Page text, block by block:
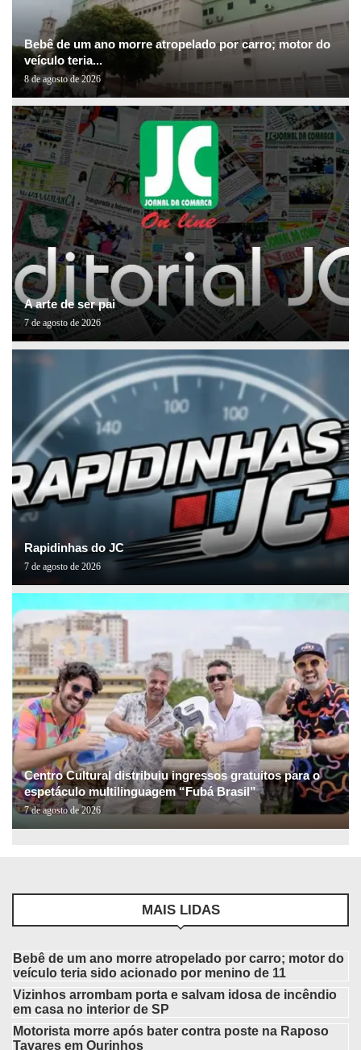
Bebê de um ano morre atropelado por carro; motor do
veículo teria...
8 de agosto de 2026
A arte de ser pai
7 de agosto de 2026
Rapidinhas do JC
7 de agosto de 2026
Centro Cultural distribuiu ingressos gratuitos para o
espetáculo multilinguagem “Fubá Brasil”
7 de agosto de 2026
MAIS LIDAS
Bebê de um ano morre atropelado por carro; motor do
veículo teria sido acionado por menino de 11
Vizinhos arrombam porta e salvam idosa de incêndio
em casa no interior de SP
Motorista morre após bater contra poste na Raposo
Tavares em Ourinhos